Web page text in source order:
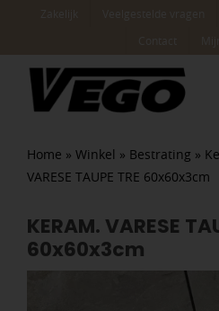
Home » Winkel » Bestrating »
VARESE TAUPE TRE 60x60x3cm
KERAM. VARESE
60x60x3cm